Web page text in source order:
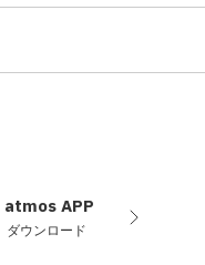
atmos APP
ダウンロード